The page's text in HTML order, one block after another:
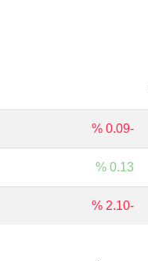
-0.09 %
0.13 %
-2.10 %